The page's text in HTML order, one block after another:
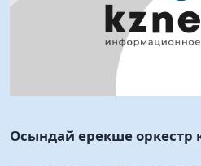
Осындай ерекше оркестр